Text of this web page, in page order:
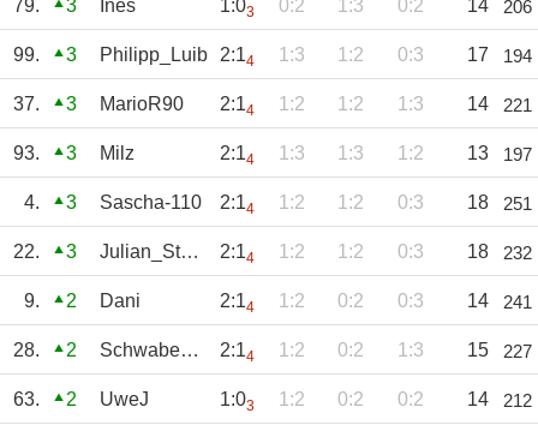
79. 3 Ines 1:03 0:2 1:3 0:2 14 206
99. 3 Philipp_Luib 2:14 1:3 1:2 0:3 17 194
37. 3 MarioR90 2:14 1:2 1:2 1:3 14 221
93. 3 Milz 2:14 1:3 1:3 1:2 13 197
4. 3 Sascha-110 2:14 1:2 1:2 0:3 18 251
22. 3 Julian_Steinbe 2:14 1:2 1:2 0:3 18 232
9. 2 Dani 2:14 1:2 0:2 0:3 14 241
28. 2 Schwabenpfeil 2:14 1:2 0:2 1:3 15 227
63. 2 UweJ 1:03 1:2 0:2 0:2 14 212